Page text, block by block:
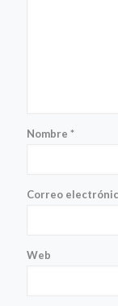
Nombre *
Correo
Web